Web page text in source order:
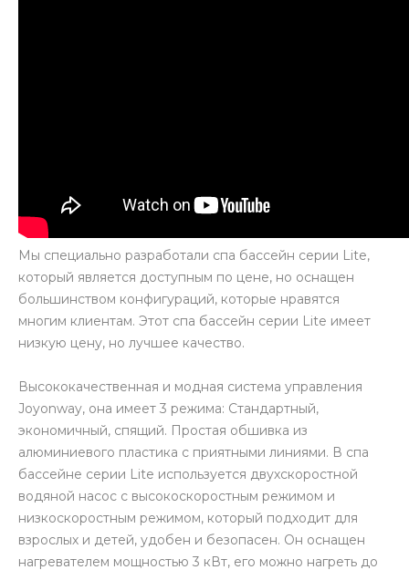
Мы специально разработали спа бассейн серии Lite,
который является доступным по цене, но оснащен
большинством конфигураций, которые нравятся
многим клиентам. Этот спа бассейн серии Lite имеет
низкую цену, но лучшее качество.
Высококачественная и модная система управления
Joyonway, она имеет 3 режима: Стандартный,
экономичный, спящий. Простая обшивка из
алюминиевого пластика с приятными линиями. В спа
бассейне серии Lite используется двухскоростной
водяной насос с высокоскоростным режимом и
низкоскоростным режимом, который подходит для
взрослых и детей, удобен и безопасен. Он оснащен
нагревателем мощностью 3 кВт, его можно нагреть до